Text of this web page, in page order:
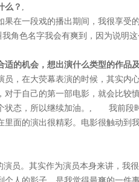
么？ ,
果在一段戏的播出期间，我很享受
角色名字我会有爽到，因为说明
的机会，想出演什么类型的作品
员，在大荧幕表演的时候，其实内
于自己的第一部电影，就会比较
状态，所以继续加油。, 我前段
面的演出很精彩。电影很触动到
演员。其实作为演员本身来讲，我